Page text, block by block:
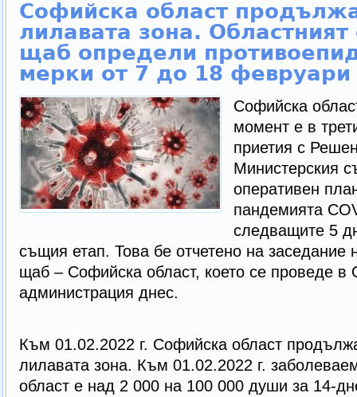
Софийска област
лилавата зона. Областният
щаб определи
мерки от 7 до 18 февруари
Софийска
момент е в
приетия с
Министерския
оперативен
пандемията
следващите 5
същия етап. Това бе отчетено на заседание
щаб – Софийска област, което се проведе в
администрация днес.
Към 01.02.2022 г. Софийска област
лилавата зона. Към 01.02.2022 г.
област е над 2 000 на 100 000 души за 14-